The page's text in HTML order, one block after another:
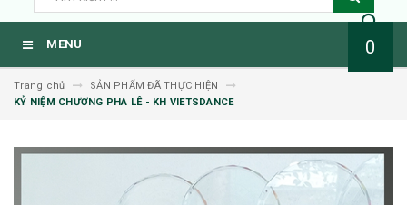
MENU 0
Trang chủ
SẢN PHẨM ĐÃ THỰC HIỆN
KỶ NIỆM CHƯƠNG PHA LÊ - KH VIETSDANCE